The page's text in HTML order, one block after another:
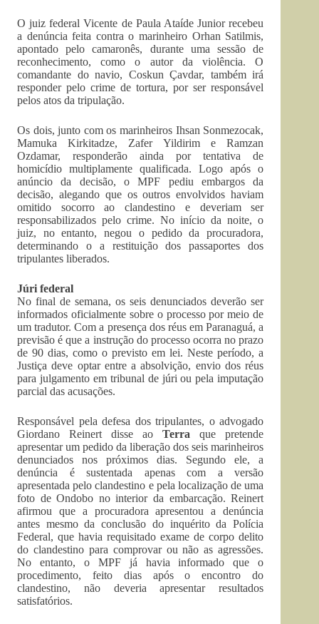
O juiz federal Vicente de Paula Ataíde Junior recebeu
a denúncia feita contra o marinheiro Orhan Satilmis,
apontado pelo camaronês, durante uma sessão de
reconhecimento, como o autor da violência. O
comandante do navio, Coskun Çavdar, também irá
responder pelo crime de tortura, por ser responsável
pelos atos da tripulação.
Os dois, junto com os marinheiros Ihsan Sonmezocak,
Mamuka Kirkitadze, Zafer Yildirim e Ramzan
Ozdamar, responderão ainda por tentativa de
homicídio multiplamente qualificada. Logo após o
anúncio da decisão, o MPF pediu embargos da
decisão, alegando que os outros envolvidos haviam
omitido socorro ao clandestino e deveriam ser
responsabilizados pelo crime. No início da noite, o
juiz, no entanto, negou o pedido da procuradora,
determinando o a restituição dos passaportes dos
tripulantes liberados.
Júri federal
No final de semana, os seis denunciados deverão ser
informados oficialmente sobre o processo por meio de
um tradutor. Com a presença dos réus em Paranaguá, a
previsão é que a instrução do processo ocorra no prazo
de 90 dias, como o previsto em lei. Neste período, a
Justiça deve optar entre a absolvição, envio dos réus
para julgamento em tribunal de júri ou pela imputação
parcial das acusações.
Responsável pela defesa dos tripulantes, o advogado
Giordano Reinert disse aoTerra que pretende
apresentar um pedido da liberação dos seis marinheiros
denunciados nos próximos dias. Segundo ele, a
denúncia é sustentada apenas com a versão
apresentada pelo clandestino e pela localização de uma
foto de Ondobo no interior da embarcação. Reinert
afirmou que a procuradora apresentou a denúncia
antes mesmo da conclusão do inquérito da Polícia
Federal, que havia requisitado exame de corpo delito
do clandestino para comprovar ou não as agressões.
No entanto, o MPF já havia informado que o
procedimento, feito dias após o encontro do
clandestino, não deveria apresentar resultados
satisfatórios.